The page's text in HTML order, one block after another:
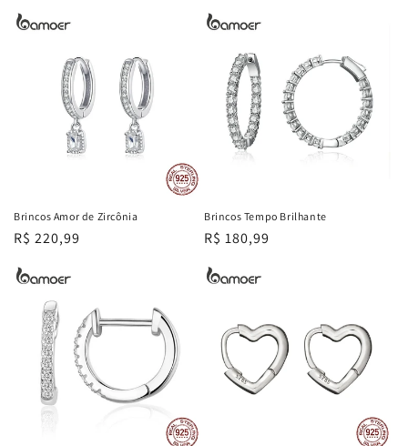
Brincos Amor de Zircônia
Preço
R$ 220,99
Brincos Tempo Brilhante
Preço
R$ 180,99